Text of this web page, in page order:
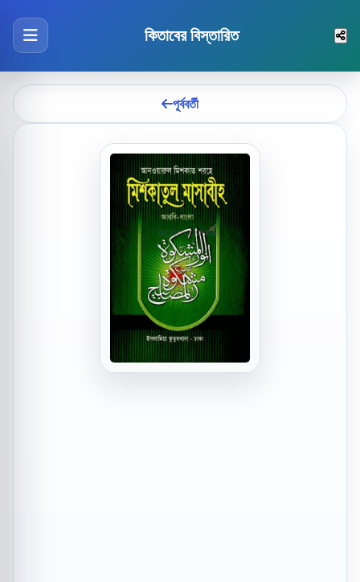
কিতাবের বিস্তারিত
পূর্ববর্তী